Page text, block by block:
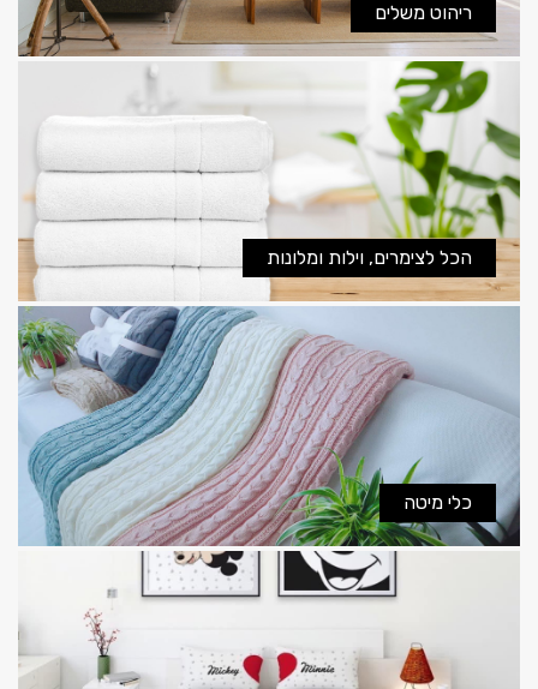
ריהוט משלים
הכל לצימרים, וילות ומלונות
כלי מיטה